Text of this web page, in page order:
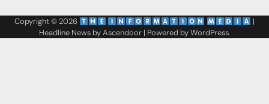
Copyright © 2026
|
Headline News byAscendoor| Powered byWordPress.